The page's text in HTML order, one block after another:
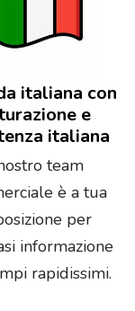
italiana con
e
italiana
team
è a tua
per
informazione
rapidissimi.